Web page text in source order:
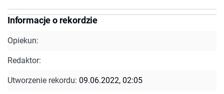
Informacje o rekordzie
Opiekun:
Redaktor:
Utworzenie rekordu: 09.06.2022, 02:05